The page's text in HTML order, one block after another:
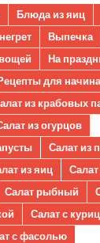
Блюда из яиц
Выпечка
На
для
из крабовых
из огурцов
Салат из
из яиц
Салат рыбный
Салат с
с фасолью